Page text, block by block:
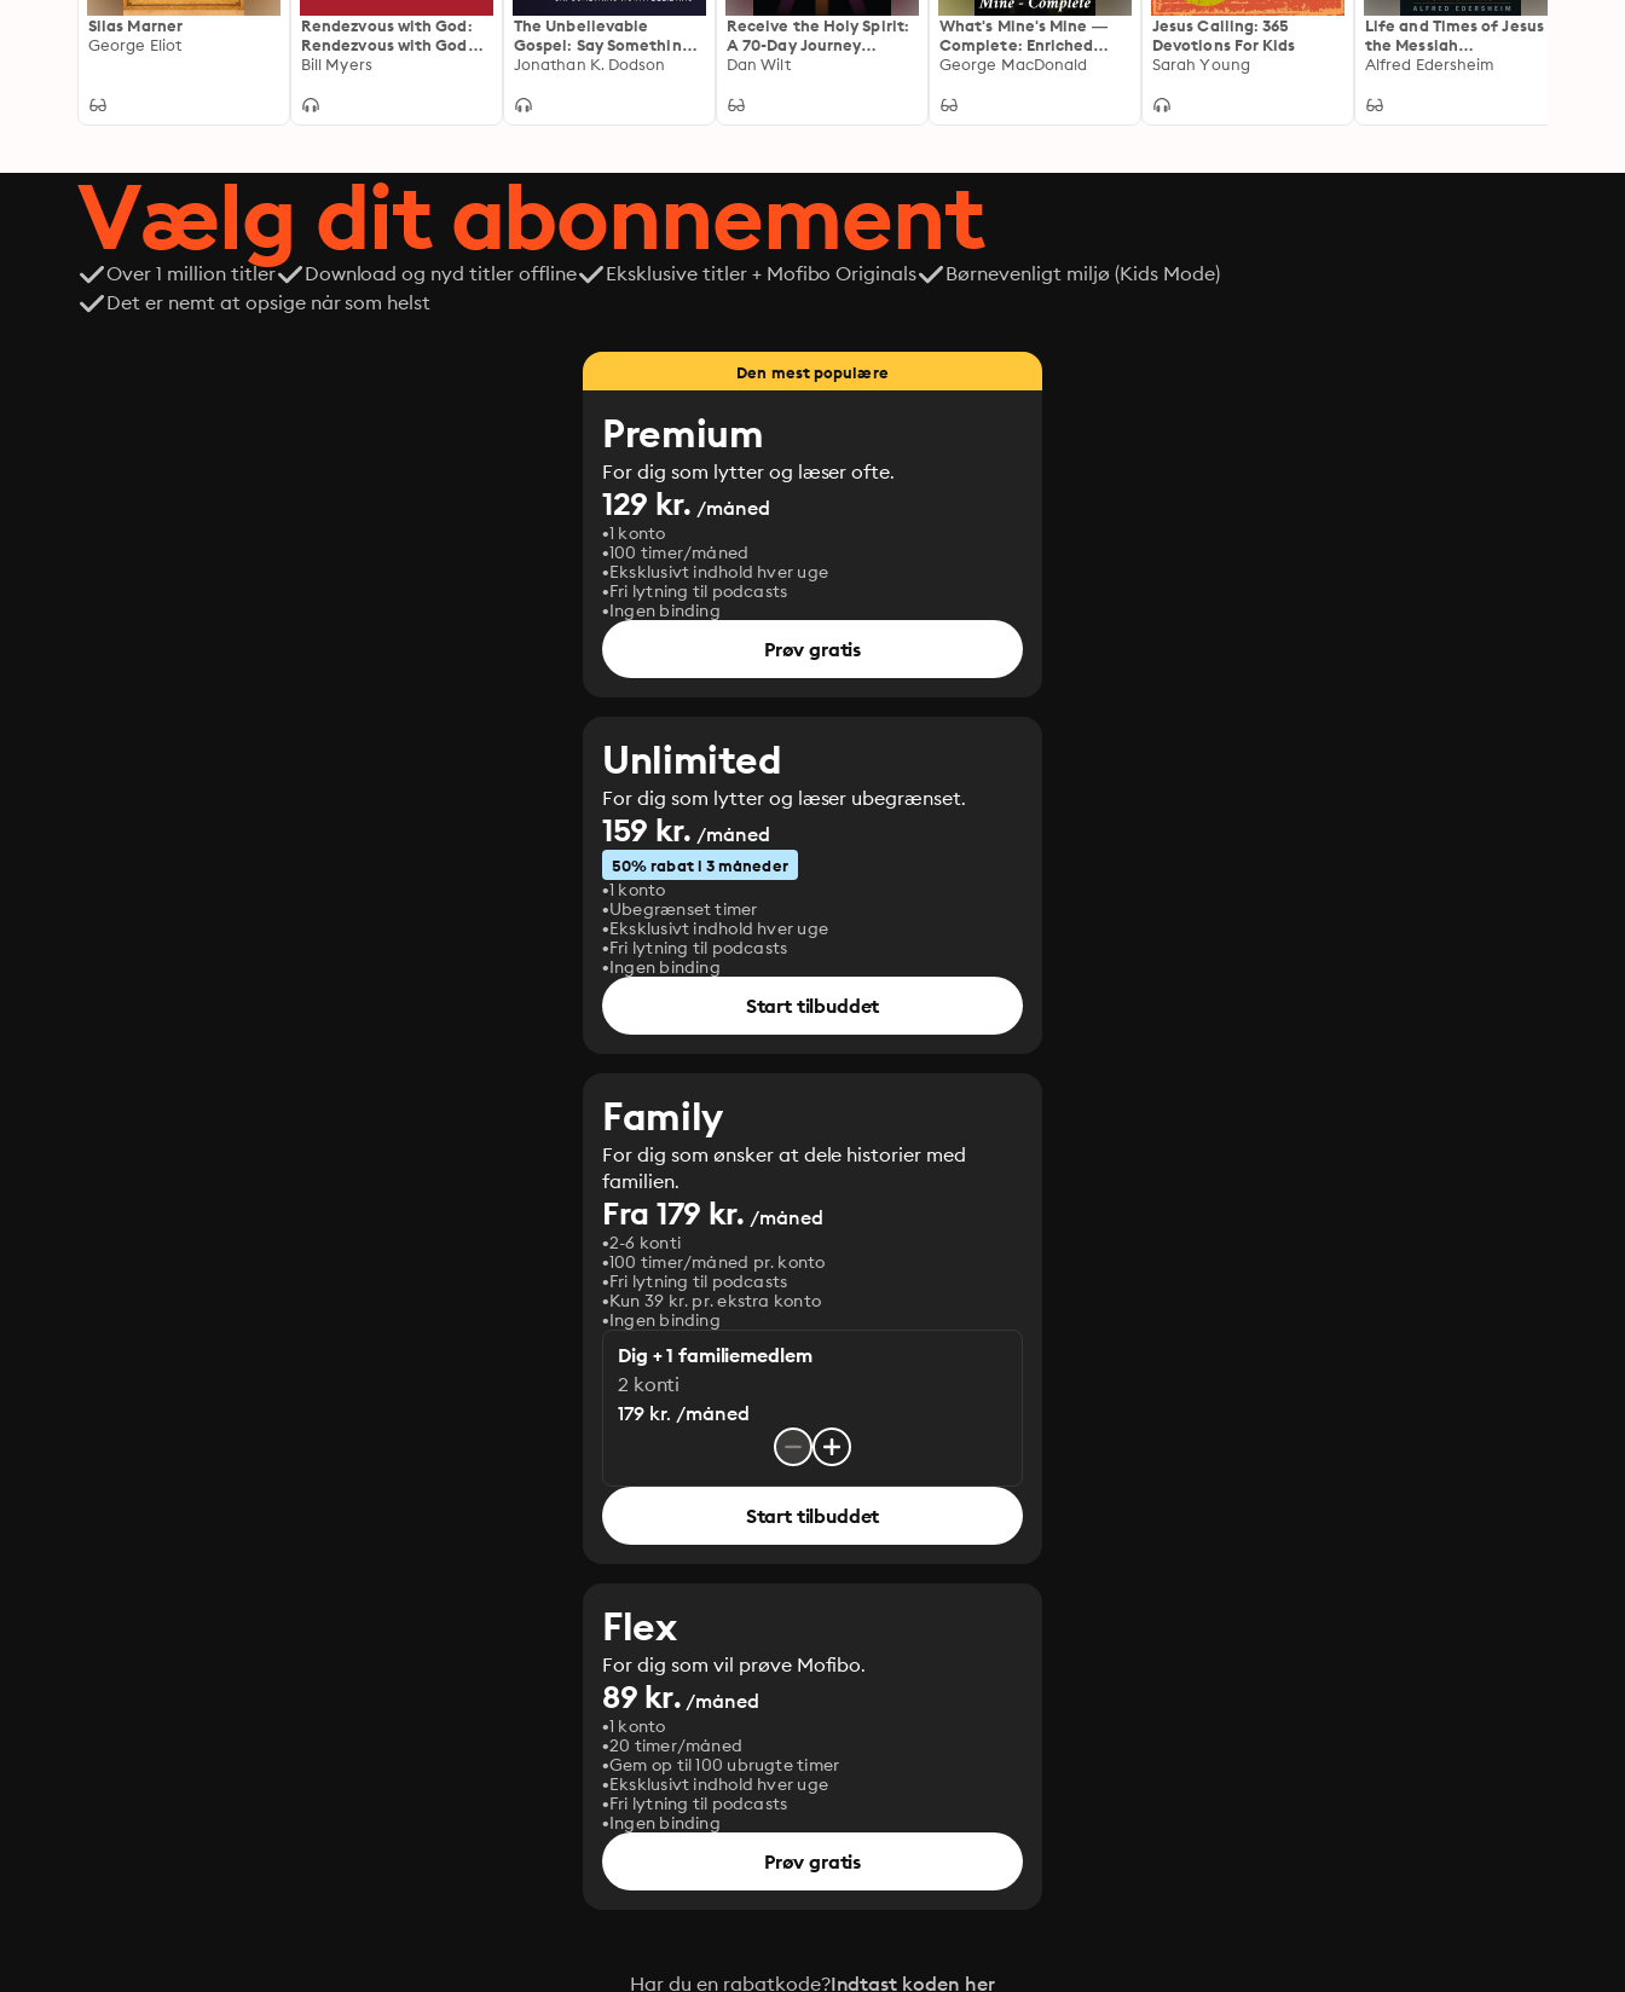
Silas Marner
George Eliot
Rendezvous with God:
Rendezvous with God
Volume One
Bill Myers
The Unbelievable
Gospel: Say Something
Worth Believing
Jonathan K. Dodson
Receive the Holy Spirit:
A 70-Day Journey
through the Scriptures
Dan Wilt
What's Mine's Mine —
Complete: Enriched
edition. Exploring the
and Power in the
George MacDonald
Jesus Calling: 365
Devotions For Kids
Sarah Young
Life and Times of Jesus
the Messiah
(Annotated): Enriched
Background, Second
Alfred Edersheim
Vælg dit abonnement
Over 1 million titler Download og nyd titler offline Eksklusive titler + Mofibo Originals
Børnevenligt miljø (Kids Mode)
Det er nemt at opsige når som helst
Den mest populære
Premium
For dig som lytter og læser ofte.
129 kr. /måned
1 konto
100 timer/måned
Eksklusivt indhold hver uge
Fri lytning til podcasts
Ingen binding
Prøv gratis
Unlimited
For dig som lytter og læser ubegrænset.
159 kr. /måned
50% rabat i 3 måneder
1 konto
Ubegrænset timer
Eksklusivt indhold hver uge
Fri lytning til podcasts
Ingen binding
Start tilbuddet
Family
For dig som ønsker at dele historier med
familien.
Fra 179 kr. /måned
2-6 konti
100 timer/måned pr. konto
Fri lytning til podcasts
Kun 39 kr. pr. ekstra konto
Ingen binding
Dig + 1 familiemedlem
2 konti
179 kr. /måned
Start tilbuddet
Flex
For dig som vil prøve Mofibo.
89 kr. /måned
1 konto
20 timer/måned
Gem op til 100 ubrugte timer
Eksklusivt indhold hver uge
Fri lytning til podcasts
Ingen binding
Prøv gratis
Har du en rabatkode?Indtast koden her